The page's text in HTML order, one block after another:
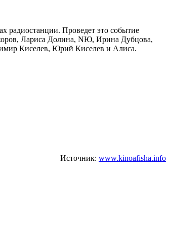
радиостанции. Проведет это событие
Лариса Долина, NЮ, Ирина Дубцова,
Киселев, Юрий Киселев и Алиса.
Источник: www.kinoafisha.info